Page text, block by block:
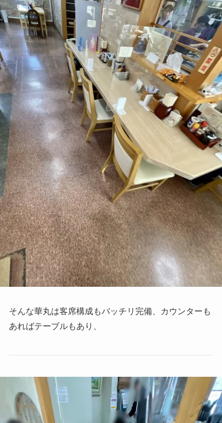
そんな華丸は客席構成もバッチリ完備、カウンターも
あればテーブルもあり、